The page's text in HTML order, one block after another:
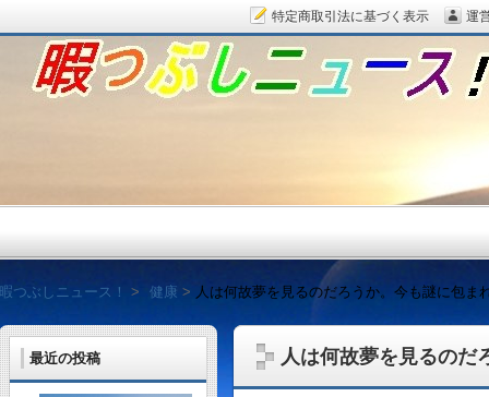
人は何故夢を見るのだ
最近の投稿
暇つぶしニュース！ 健康 人は何故夢を見るのだろうか。今も謎に包ま
暇つぶしニュース！
特定商取引法に基づく表示 運